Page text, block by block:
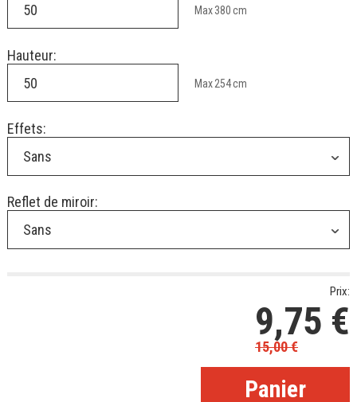
Max380cm
Hauteur:
Max254cm
Effets:
Sans
Reflet de miroir:
Sans
Prix:
9,75 €
15,00€